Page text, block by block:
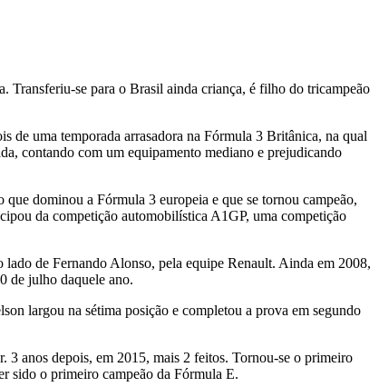
Transferiu-se para o Brasil ainda criança, é filho do tricampeão
de uma temporada arrasadora na Fórmula 3 Britânica, na qual
contando com um equipamento mediano e prejudicando
dominou a Fórmula 3 europeia e que se tornou campeão,
da competição automobilística A1GP, uma competição
de Fernando Alonso, pela equipe Renault. Ainda em 2008,
de julho daquele ano.
largou na sétima posição e completou a prova em segundo
3 anos depois, em 2015, mais 2 feitos. Tornou-se o primeiro
sido o primeiro campeão da Fórmula E.